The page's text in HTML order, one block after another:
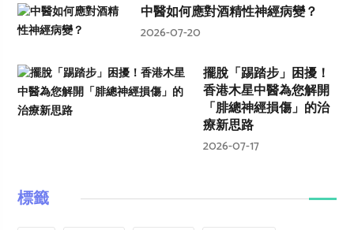
中醫如何應對酒精性神經病變？
2026-07-20
擺脫「踢踏步」困擾！
香港木星中醫為您解開
「腓總神經損傷」的治
療新思路
2026-07-17
標籤